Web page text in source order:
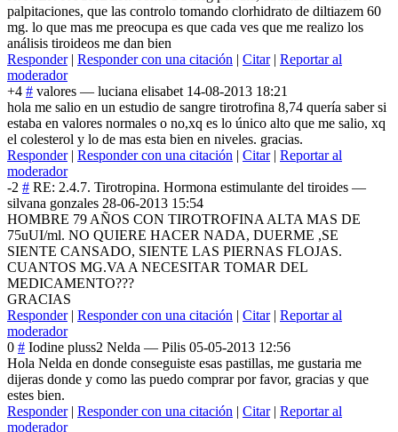
palpitaciones, que las controlo tomando clorhidrato de diltiazem 60
mg. lo que mas me preocupa es que cada ves que me realizo los
análisis tiroideos me dan bien
Responder| Responder con una citación | Citar| Reportar al
moderador
+4 # valores — luciana elisabet 14-08-2013 18:21
hola me salio en un estudio de sangre tirotrofina 8,74 quería saber si
estaba en valores normales o no,xq es lo único alto que me salio, xq
el colesterol y lo de mas esta bien en niveles. gracias.
Responder| Responder con una citación | Citar| Reportar al
moderador
-2 # RE: 2.4.7. Tirotropina. Hormona estimulante del tiroides —
silvana gonzales 28-06-2013 15:54
HOMBRE 79 AÑOS CON TIROTROFINA ALTA MAS DE
75uUI/ml. NO QUIERE HACER NADA, DUERME ,SE
SIENTE CANSADO, SIENTE LAS PIERNAS FLOJAS.
CUANTOS MG.VA A NECESITAR TOMAR DEL
MEDICAMENTO???
GRACIAS
Responder| Responder con una citación | Citar| Reportar al
moderador
0 # Iodine pluss2 Nelda — Pilis 05-05-2013 12:56
Hola Nelda en donde conseguiste esas pastillas, me gustaria me
dijeras donde y como las puedo comprar por favor, gracias y que
estes bien.
Responder| Responder con una citación | Citar| Reportar al
moderador